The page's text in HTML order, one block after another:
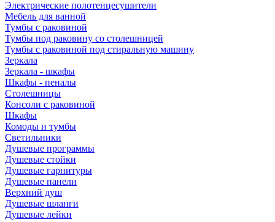
Электрические полотенцесушители
Мебель для ванной
Тумбы с раковиной
Тумбы под раковину со столешницей
Тумбы с раковиной под стиральную машину
Зеркала
Зеркала - шкафы
Шкафы - пеналы
Столешницы
Консоли с раковиной
Шкафы
Комоды и тумбы
Светильники
Душевые программы
Душевые стойки
Душевые гарнитуры
Душевые панели
Верхний душ
Душевые шланги
Душевые лейки